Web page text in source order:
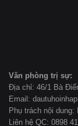
Văn phòng trị sự:
Địa chỉ: 46/1 Bà
Email:
Phụ trách nội dung:
Liên hệ QC: 0898